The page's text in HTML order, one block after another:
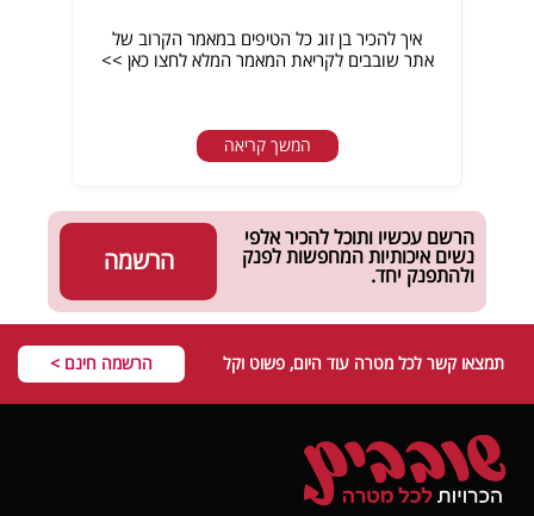
איך להכיר בן זוג כל הטיפים במאמר הקרוב של
אתר שובבים לקריאת המאמר המלא לחצו כאן >>
המשך קריאה
הרשמה
הרשם עכשיו ותוכל להכיר אלפי
נשים איכותיות המחפשות לפנק
ולהתפנק יחד.
תמצאו קשר לכל מטרה עוד היום, פשוט וקל הרשמה חינם >